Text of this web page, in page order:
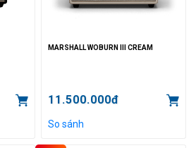
MARSHALL WOBURN III CREAM
11.500.000đ
So sánh